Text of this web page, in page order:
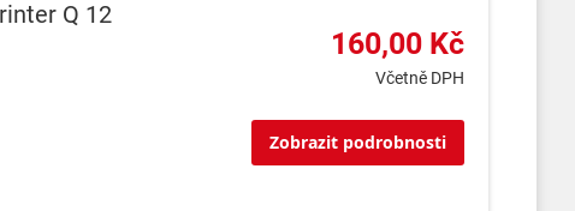
Q 12
160,00 Kč
Včetně DPH
Zobrazit podrobnosti